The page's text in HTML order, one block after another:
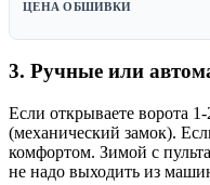
3. Ручные или
Если открываете ворота
(механический замок).
комфортом. Зимой с
не надо выходить из